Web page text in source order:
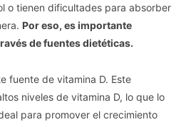
o tienen dificultades para absorber
Por eso, es importante
de fuentes dietéticas.
fuente de vitamina D. Este
niveles de vitamina D, lo que lo
para promover el crecimiento